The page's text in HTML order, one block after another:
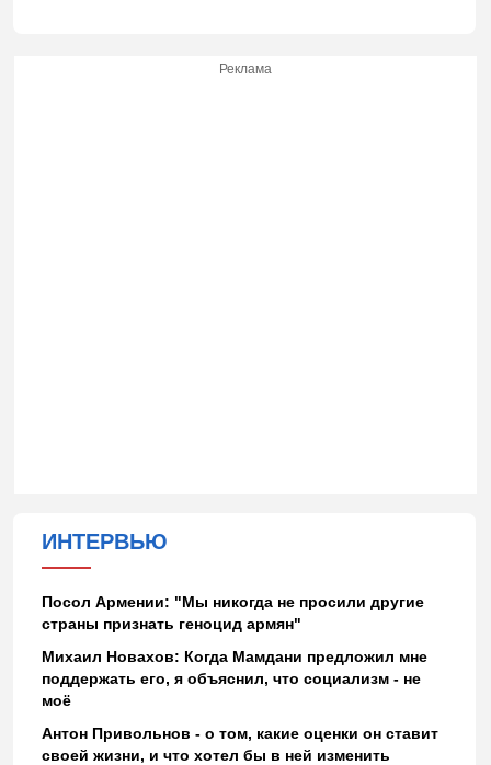
Реклама
ИНТЕРВЬЮ
Посол Армении: "Мы никогда не просили другие
страны признать геноцид армян"
Михаил Новахов: Когда Мамдани предложил мне
поддержать его, я объяснил, что социализм - не
моё
Антон Привольнов - о том, какие оценки он ставит
своей жизни, и что хотел бы в ней изменить